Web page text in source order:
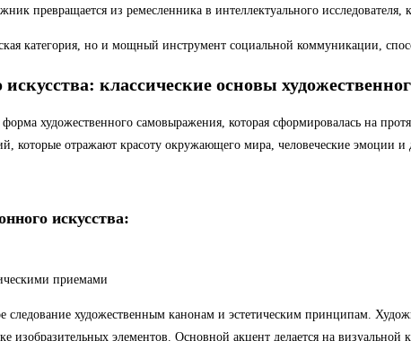
превращается из ремесленника в интеллектуального
категория, но и мощный инструмент социальной коммуникации,
классические основы
художественного самовыражения, которая сформировалась на
которые отражают красоту окружающего мира, человеческие эмоции и
искусства:
приемами
следование художественным канонам и эстетическим принципам.
элементов. Основной акцент делается на визуальной